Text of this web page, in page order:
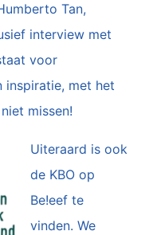
Tan,
interview met
voor
inspiratie, met het
missen!
Uiteraard is ook
de KBO op
Be!eef te
vinden. We